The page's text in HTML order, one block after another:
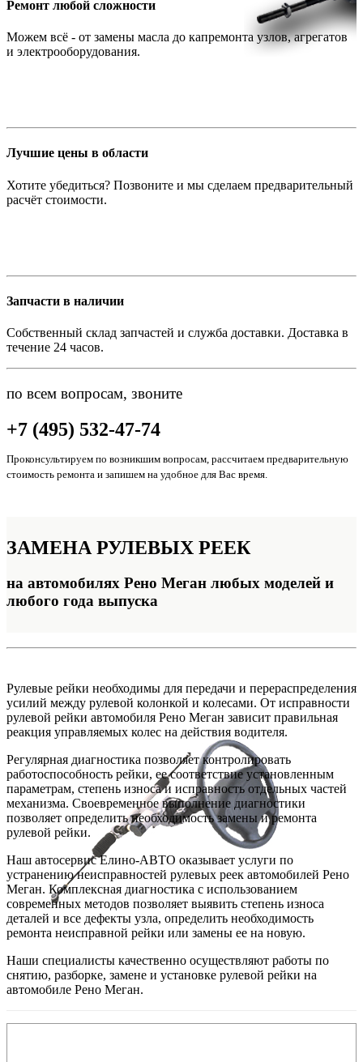
Ремонт любой сложности
Можем всё - от замены масла до капремонта узлов, агрегатов
и электрооборудования.
Лучшие цены в области
Хотите убедиться? Позвоните и мы сделаем предварительный
расчёт стоимости.
Запчасти в наличии
Собственный склад запчастей и служба доставки. Доставка в
течение 24 часов.
по всем вопросам, звоните
+7 (495) 532-47-74
Проконсультируем по возникшим вопросам, рассчитаем предварительную
стоимость ремонта и запишем на удобное для Вас время.
ЗАМЕНА РУЛЕВЫХ РЕЕК
на автомобилях Рено Меган любых моделей и
любого года выпуска
Рулевые рейки необходимы для передачи и перераспределения
усилий между рулевой колонкой и колесами. От исправности
рулевой рейки автомобиля Рено Меган зависит правильная
реакция управляемых колес на действия водителя.
Регулярная диагностика позволяет контролировать
работоспособность рейки, ее соответствие установленным
параметрам, степень износа и исправность отдельных частей
механизма. Своевременное выполнение диагностики
позволяет определить необходимость замены и ремонта
рулевой рейки.
Наш автосервис Елино-АВТО оказывает услуги по
устранению неисправностей рулевых реек автомобилей Рено
Меган. Комплексная диагностика с использованием
современных методов позволяет выявить степень износа
деталей и все дефекты узла, определить необходимость
ремонта неисправной рейки или замены ее на новую.
Наши специалисты качественно осуществляют работы по
снятию, разборке, замене и установке рулевой рейки на
автомобиле Рено Меган.